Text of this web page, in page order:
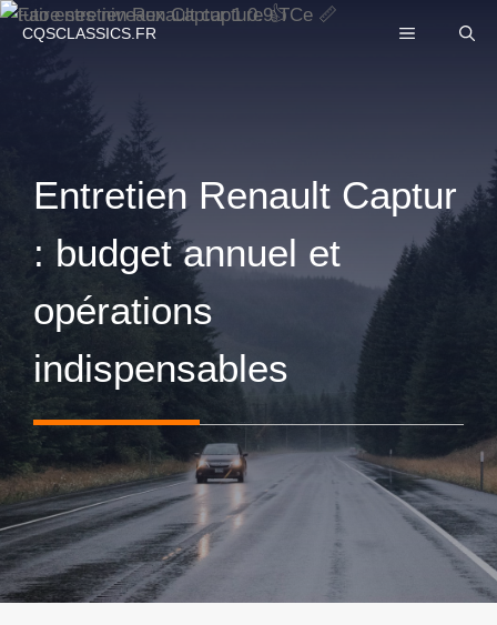
Aller
CQSCLASSICS.FR MENU
Entretien Renault Captur
: budget annuel et
opérations
indispensables